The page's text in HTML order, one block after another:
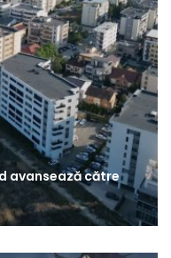
avansează către